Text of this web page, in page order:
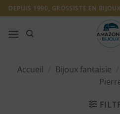
Passer
au
contenu
DEPUIS 1990, GROSSISTE EN
Accueil Bijoux fantaisie